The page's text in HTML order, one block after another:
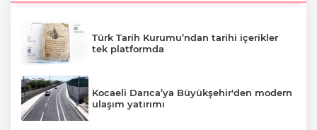
Türk Tarih Kurumu’ndan tarihi içerikler
tek platformda
Kocaeli Darıca’ya Büyükşehir'den modern
ulaşım yatırımı